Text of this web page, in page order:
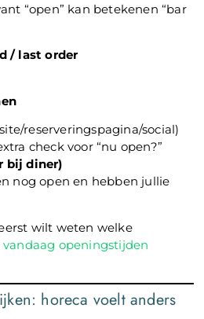
“open” kan betekenen “bar
/ last order
reserveringspagina/social)
check voor “nu open?”
bij diner)
nog open en hebben jullie
wilt weten welke
vandaag openingstijden
horeca voelt anders